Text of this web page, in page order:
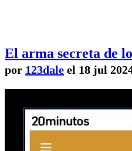
El arma secreta de
por 123dale el 18 jul